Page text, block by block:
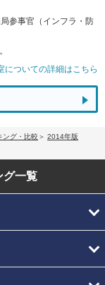
参事官（インフラ・防
ついての詳細はこちら
ング・比較
2014年版
グ一覧